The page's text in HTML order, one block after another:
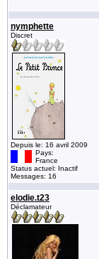
nymphette
Discret
Depuis le: 16 avril 2009
Pays:
France
Status actuel: Inactif
Messages: 16
elodie.t23
Déclamateur